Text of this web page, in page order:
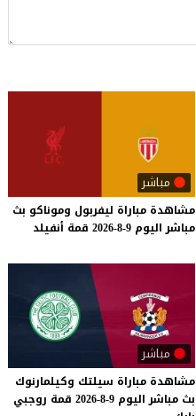
مباشر
مشاهدة مباراة ليفربول وموناكو بث
مباشر اليوم 9-8-2026 قمة أنفيلد
مباشر
مشاهدة مباراة سيلتك وكيلمارنوك
بث مباشر اليوم 9-8-2026 قمة روجبي